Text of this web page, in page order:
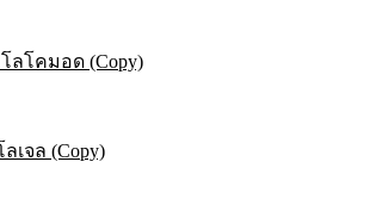
โลโคมอด (Copy)
ลเจล (Copy)